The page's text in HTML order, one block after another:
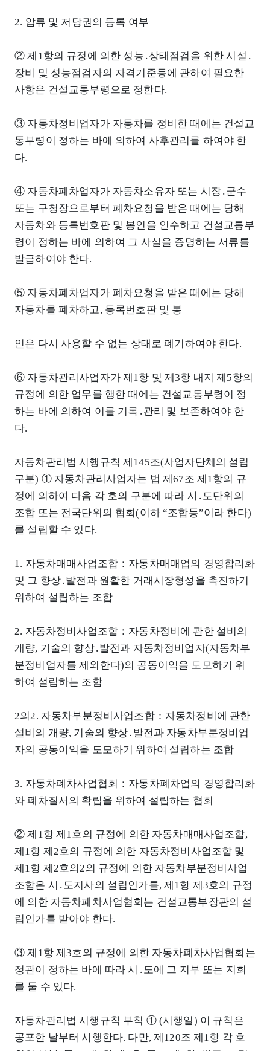
2. 압류 및 저당권의 등록 여부
② 제1항의 규정에 의한 성능․상태점검을 위한 시설․
장비 및 성능점검자의 자격기준등에 관하여 필요한
사항은 건설교통부령으로 정한다.
③ 자동차정비업자가 자동차를 정비한 때에는 건설교
통부령이 정하는 바에 의하여 사후관리를 하여야 한
다.
④ 자동차폐차업자가 자동차소유자 또는 시장․군수
또는 구청장으로부터 폐차요청을 받은 때에는 당해
자동차와 등록번호판 및 봉인을 인수하고 건설교통부
령이 정하는 바에 의하여 그 사실을 증명하는 서류를
발급하여야 한다.
⑤ 자동차폐차업자가 폐차요청을 받은 때에는 당해
자동차를 폐차하고, 등록번호판 및 봉
인은 다시 사용할 수 없는 상태로 폐기하여야 한다.
⑥ 자동차관리사업자가 제1항 및 제3항 내지 제5항의
규정에 의한 업무를 행한 때에는 건설교통부령이 정
하는 바에 의하여 이를 기록․관리 및 보존하여야 한
다.
자동차관리법 시행규칙 제145조(사업자단체의 설립
구분) ① 자동차관리사업자는 법 제67조 제1항의 규
정에 의하여 다음 각 호의 구분에 따라 시․도단위의
조합 또는 전국단위의 협회(이하 “조합등”이라 한다)
를 설립할 수 있다.
1. 자동차매매사업조합：자동차매매업의 경영합리화
및 그 향상․발전과 원활한 거래시장형성을 촉진하기
위하여 설립하는 조합
2. 자동차정비사업조합：자동차정비에 관한 설비의
개량, 기술의 향상․발전과 자동차정비업자(자동차부
분정비업자를 제외한다)의 공동이익을 도모하기 위
하여 설립하는 조합
2의2. 자동차부분정비사업조합：자동차정비에 관한
설비의 개량, 기술의 향상․발전과 자동차부분정비업
자의 공동이익을 도모하기 위하여 설립하는 조합
3. 자동차폐차사업협회：자동차폐차업의 경영합리화
와 폐차질서의 확립을 위하여 설립하는 협회
② 제1항 제1호의 규정에 의한 자동차매매사업조합,
제1항 제2호의 규정에 의한 자동차정비사업조합 및
제1항 제2호의2의 규정에 의한 자동차부분정비사업
조합은 시․도지사의 설립인가를, 제1항 제3호의 규정
에 의한 자동차폐차사업협회는 건설교통부장관의 설
립인가를 받아야 한다.
③ 제1항 제3호의 규정에 의한 자동차폐차사업협회는
정관이 정하는 바에 따라 시․도에 그 지부 또는 지회
를 둘 수 있다.
자동차관리법 시행규칙 부칙 ① (시행일) 이 규칙은
공포한 날부터 시행한다. 다만, 제120조 제1항 각 호